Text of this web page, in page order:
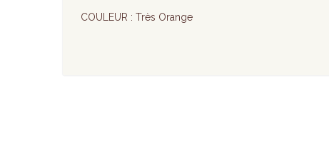
COULEUR : Très Orange